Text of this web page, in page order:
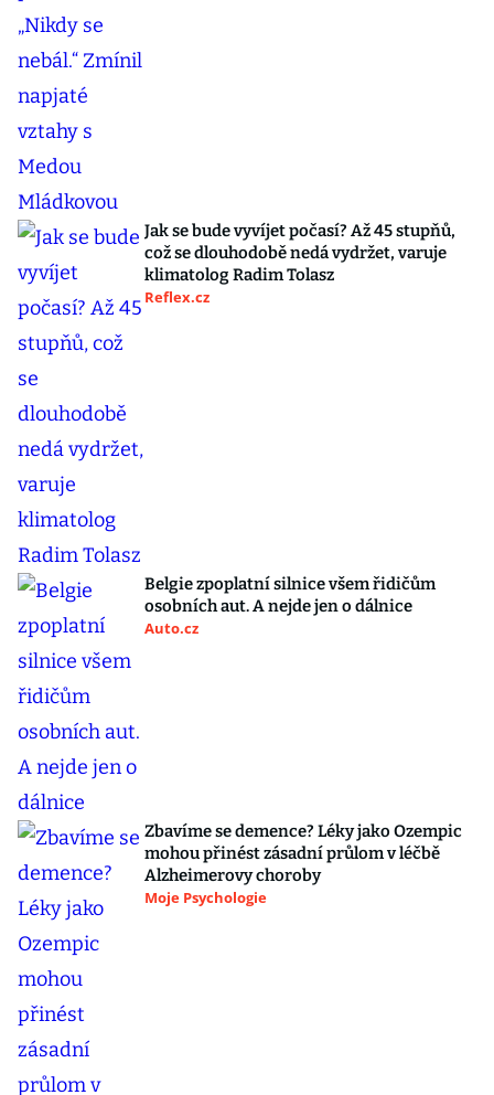
Jak se bude vyvíjet počasí? Až 45 stupňů,
což se dlouhodobě nedá vydržet, varuje
klimatolog Radim Tolasz
Reflex.cz
Belgie zpoplatní silnice všem řidičům
osobních aut. A nejde jen o dálnice
Auto.cz
Zbavíme se demence? Léky jako Ozempic
mohou přinést zásadní průlom v léčbě
Alzheimerovy choroby
Moje Psychologie